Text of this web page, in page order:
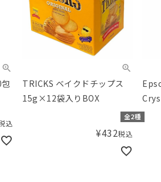
込
TRICKS ベイクドチップス
15g×12袋入りBOX
全2種
¥432税込
シ